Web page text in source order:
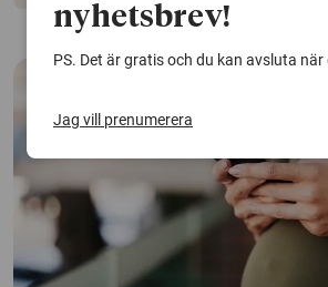
nyhetsbrev!
PS. Det är gratis och du kan avsluta när
Jag vill prenumerera